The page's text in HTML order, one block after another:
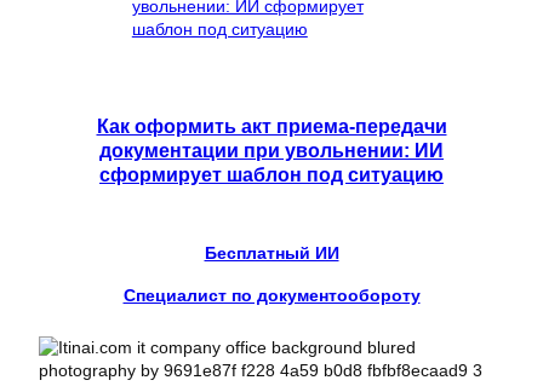
Как оформить акт приема-передачи
документации при увольнении: ИИ
сформирует шаблон под ситуацию
Бесплатный ИИ
Специалист по документообороту